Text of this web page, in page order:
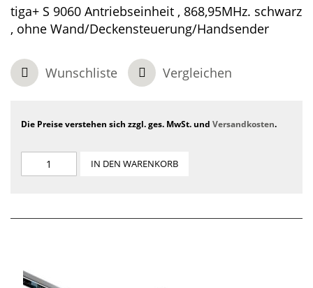
tiga+ S 9060 Antriebseinheit , 868,95MHz. schwarz
, ohne Wand/Deckensteuerung/Handsender
Wunschliste Vergleichen
Die Preise verstehen sich zzgl. ges. MwSt. und Versandkosten.
IN DEN WARENKORB